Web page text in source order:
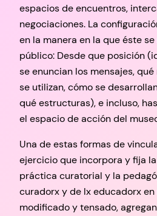
espacios de encuentros,
negociaciones. La
en la manera en la que éste
público: Desde que posición
se enuncian los mensajes,
se utilizan, cómo se
qué estructuras), e incluso,
el espacio de acción del
Una de estas formas de
ejercicio que incorpora y fija
práctica curatorial y la
curadorx y de lx educadorx en
modificado y tensado,